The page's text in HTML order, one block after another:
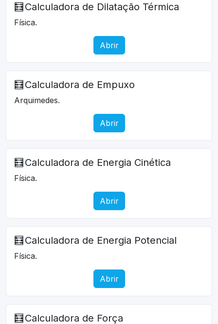
🧮 Calculadora de Dilatação Térmica
Física.
Abrir
🧮 Calculadora de Empuxo
Arquimedes.
Abrir
🧮 Calculadora de Energia Cinética
Física.
Abrir
🧮 Calculadora de Energia Potencial
Física.
Abrir
🧮 Calculadora de Força